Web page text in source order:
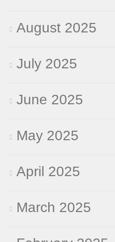
August 2025
July 2025
June 2025
May 2025
April 2025
March 2025